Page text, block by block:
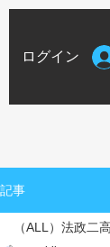
ログイン
記事
（ALL）法政二